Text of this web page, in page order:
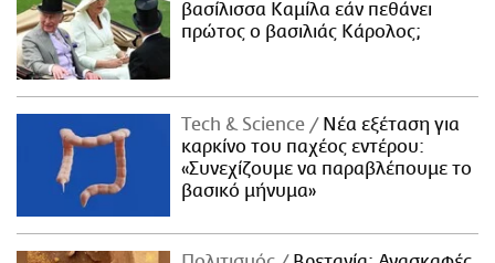
βασίλισσα Καμίλα εάν πεθάνει
πρώτος ο βασιλιάς Κάρολος;
Τech & Science
Νέα εξέταση για
καρκίνο του παχέος εντέρου:
«Συνεχίζουμε να παραβλέπουμε το
βασικό μήνυμα»